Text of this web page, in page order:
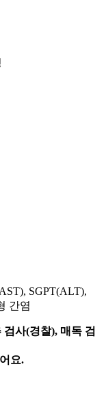
SGPT(ALT),
간염
검사(경찰), 매독 검
요.